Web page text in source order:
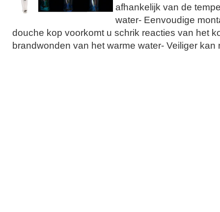
afhankelijk van de
water- Eenvoudige
douche kop voorkomt u schrik reacties van het
brandwonden van het warme water- Veiliger kan